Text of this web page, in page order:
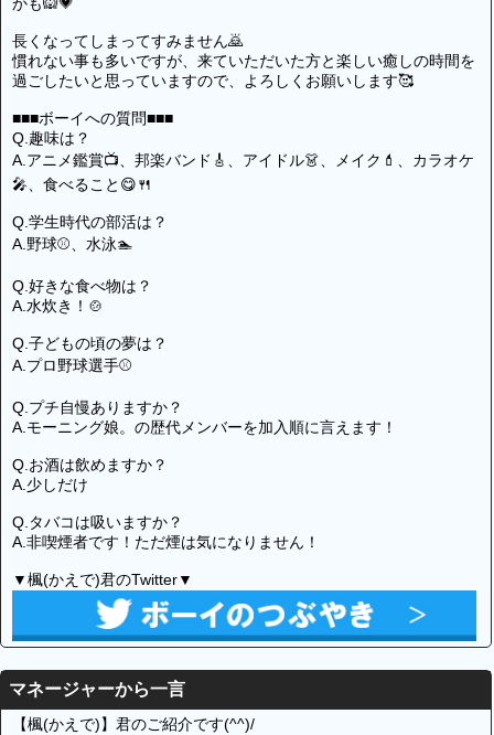
長くなってしまってすみません🙇
慣れない事も多いですが、来ていただいた方と楽しい癒しの時間を
過ごしたいと思っていますので、よろしくお願いします🥰
■■■ボーイへの質問■■■
Q.趣味は？
A.アニメ鑑賞📺、邦楽バンド🎸、アイドル👗、メイク💄、カラオケ
🎤、食べること😋🍴
Q.学生時代の部活は？
A.野球⚾、水泳🏊
Q.好きな食べ物は？
A.水炊き！🍲
Q.子どもの頃の夢は？
A.プロ野球選手⚾
Q.プチ自慢ありますか？
A.モーニング娘。の歴代メンバーを加入順に言えます！
Q.お酒は飲めますか？
A.少しだけ
Q.タバコは吸いますか？
A.非喫煙者です！ただ煙は気になりません！
▼楓(かえで)君のTwitter▼
マネージャーから一言
【楓(かえで)】君のご紹介です(^^)/